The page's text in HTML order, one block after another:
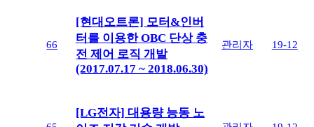
66
[현대오트론] 모터&인버
터를 이용한 OBC 단상 충
전 제어 로직 개발
(2017.07.17 ~ 2018.06.30)
관리자 19-12
[LG전자] 대용량 능동 노